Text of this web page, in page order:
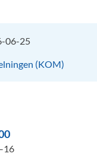
06-25
(KOM)